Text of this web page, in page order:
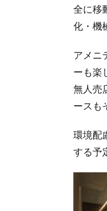
全に移
化・機
アメニ
ーも楽
無人売
ースも
環境配
する予